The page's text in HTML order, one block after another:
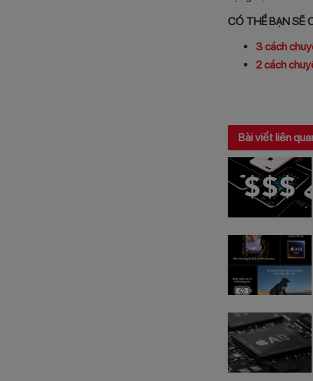
CÓ THỂ BẠN SẼ
3 cách
2 cách
Bài viết liên